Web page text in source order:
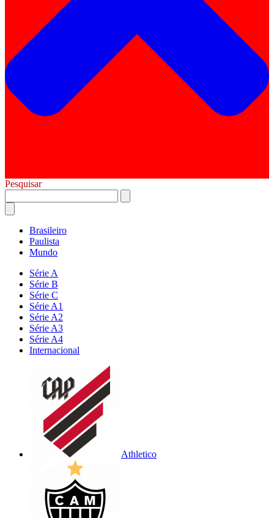
Pesquisar
Brasileiro
Paulista
Mundo
Série A
Série B
Série C
Série A1
Série A2
Série A3
Série A4
Internacional
Athletico